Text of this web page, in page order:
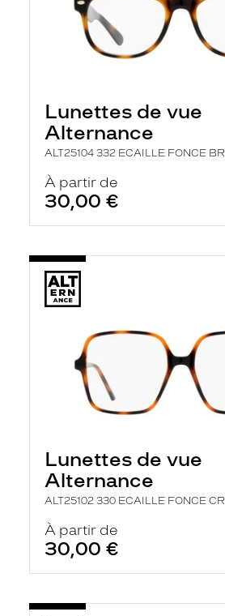
Lunettes de vue
Alternance
ALT25104 332 ECAILLE FONCE BR
À partir de
30,00 €
Lunettes de vue
Alternance
ALT25102 330 ECAILLE FONCE CR
À partir de
30,00 €